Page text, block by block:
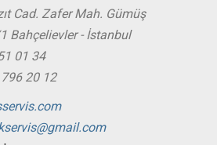
Cad. Zafer Mah. Gümüş
Bahçelievler - İstanbul
01 34
20 12